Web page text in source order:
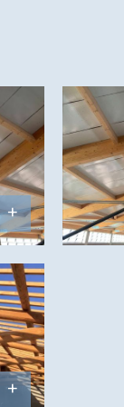
+
+